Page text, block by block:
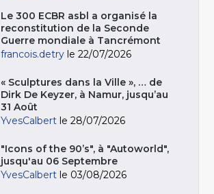
Le 300 ECBR asbl a organisé la
reconstitution de la Seconde
Guerre mondiale à Tancrémont
francois.detry le 22/07/2026
« Sculptures dans la Ville », … de
Dirk De Keyzer, à Namur, jusqu’au
31 Août
YvesCalbert le 28/07/2026
"Icons of the 90’s", à "Autoworld",
jusqu'au 06 Septembre
YvesCalbert le 03/08/2026